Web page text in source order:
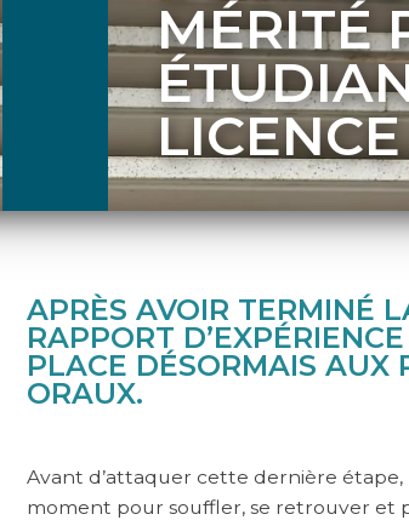
MÉRITÉ
APRÈS AVOIR TERMINÉ
RAPPORT
PLACE DÉSORMAIS AUX
ORAUX.
Avant d’attaquer cette dernière
moment pour souffler, se retrouver et